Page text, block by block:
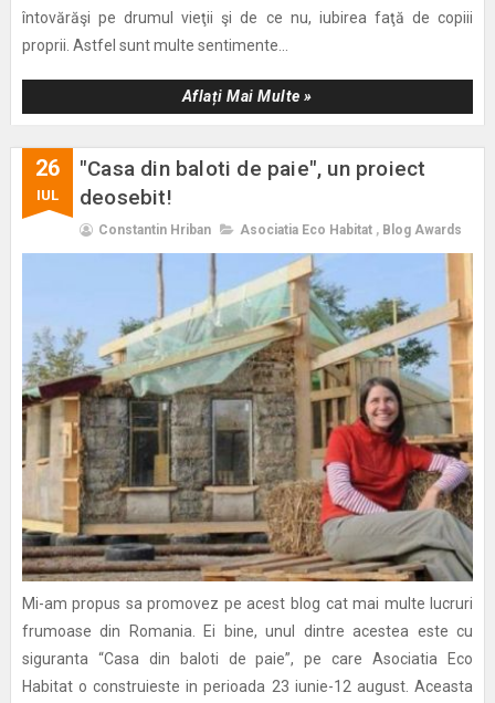
întovărăşi pe drumul vieţii şi de ce nu, iubirea faţă de copiii
proprii. Astfel sunt multe sentimente...
Aflați Mai Multe »
26
IUL
"Casa din baloti de paie", un proiect
deosebit!
Constantin Hriban Asociatia Eco Habitat , Blog Awards
Mi-am propus sa promovez pe acest blog cat mai multe lucruri
frumoase din Romania. Ei bine, unul dintre acestea este cu
siguranta “Casa din baloti de paie”, pe care Asociatia Eco
Habitat o construieste in perioada 23 iunie-12 august. Aceasta